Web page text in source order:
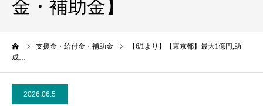
金・補助金】
支援金・給付金・補助金
【6/1より】【東京都】最大1億円,助
成…
2026.06.5